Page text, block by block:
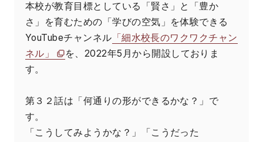
本校が教育目標としている「賢さ」と「豊か
さ」を育むための「学びの空気」を体験できる
YouTubeチャンネル 「細水校長のワクワクチャン
ネル」
を、2022年5月から開設しておりま
す。
第３２話は「何通りの形ができるかな？」で
す。
「こうしてみようかな？」「こうだった